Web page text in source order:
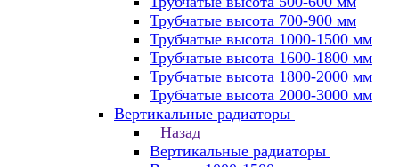
Трубчатые высота 700-900 мм
Трубчатые высота 1000-1500 мм
Трубчатые высота 1600-1800 мм
Трубчатые высота 1800-2000 мм
Трубчатые высота 2000-3000 мм
Вертикальные радиаторы
Назад
Вертикальные радиаторы